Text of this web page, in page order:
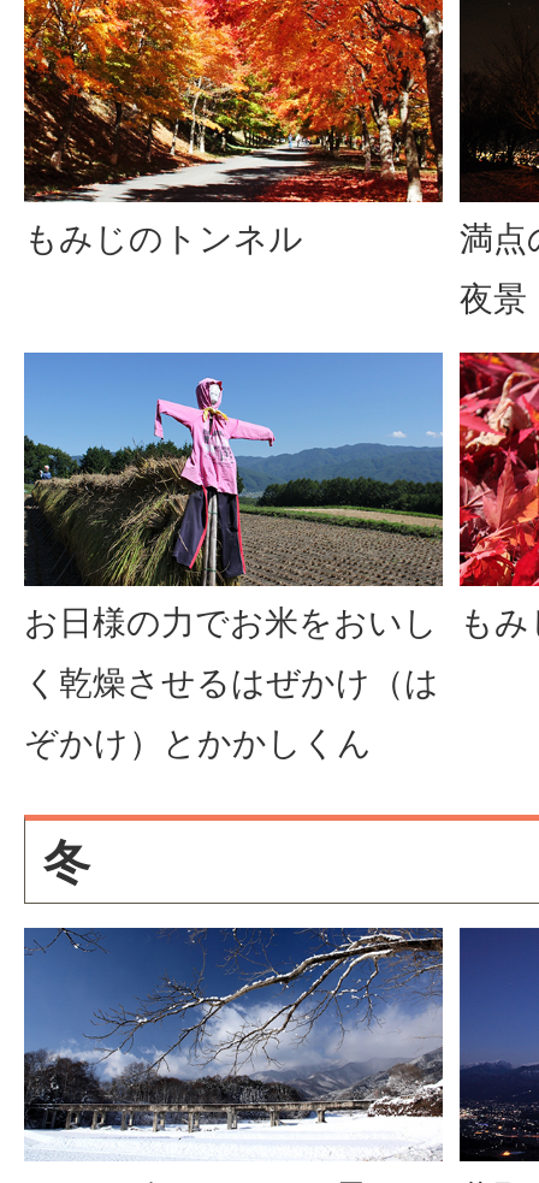
もみじのトンネル
満点
夜景
お日様の力でお米をおいし
く乾燥させるはぜかけ（は
ぞかけ）とかかしくん
も
冬